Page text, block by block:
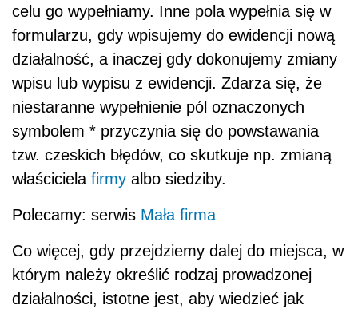
celu go wypełniamy. Inne pola wypełnia się w
formularzu, gdy wpisujemy do ewidencji nową
działalność, a inaczej gdy dokonujemy zmiany
wpisu lub wypisu z ewidencji. Zdarza się, że
niestaranne wypełnienie pól oznaczonych
symbolem * przyczynia się do powstawania
tzw. czeskich błędów, co skutkuje np. zmianą
właściciela firmy albo siedziby.
Polecamy: serwis Mała firma
Co więcej, gdy przejdziemy dalej do miejsca, w
którym należy określić rodzaj prowadzonej
działalności, istotne jest, aby wiedzieć jak